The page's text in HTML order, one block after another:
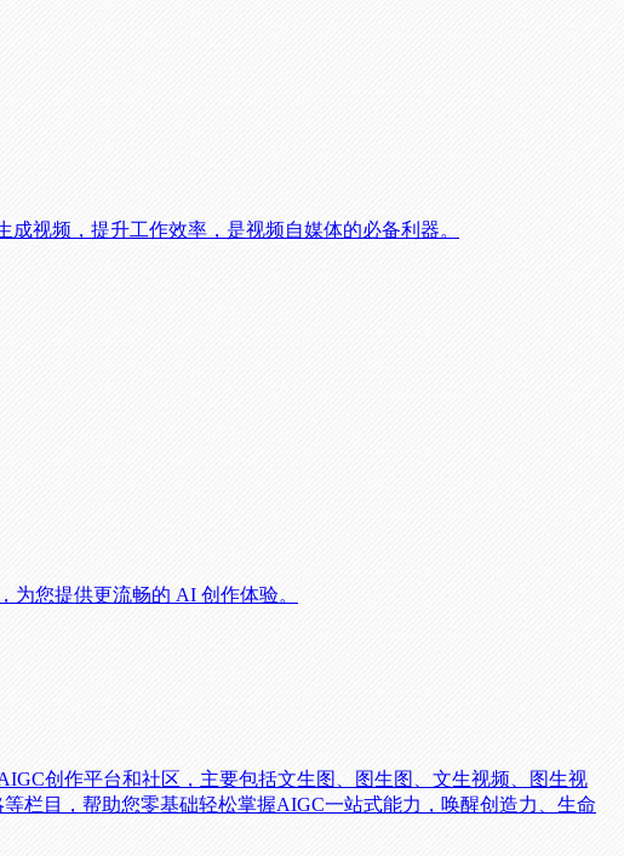
视频，提升工作效率，是视频自媒体的必备利器。
为您提供更流畅的 AI 创作体验。
创作平台和社区，主要包括文生图、图生图、文生视频、图生视
栏目，帮助您零基础轻松掌握AIGC一站式能力，唤醒创造力、生命